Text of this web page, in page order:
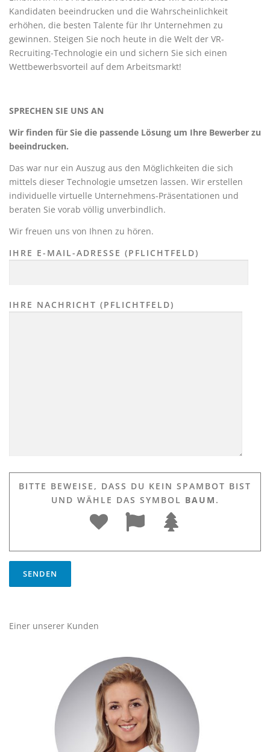
Kandidaten beeindrucken und die Wahrscheinlichkeit
erhöhen, die besten Talente für Ihr Unternehmen zu
gewinnen. Steigen Sie noch heute in die Welt der VR-
Recruiting-Technologie ein und sichern Sie sich einen
Wettbewerbsvorteil auf dem Arbeitsmarkt!
SPRECHEN SIE UNS AN
Wir finden für Sie die passende Lösung um Ihre Bewerber zu
beeindrucken.
Das war nur ein Auszug aus den Möglichkeiten die sich
mittels dieser Technologie umsetzen lassen. Wir erstellen
individuelle virtuelle Unternehmens-Präsentationen und
beraten Sie vorab völlig unverbindlich.
Wir freuen uns von Ihnen zu hören.
IHRE E-MAIL-ADRESSE (PFLICHTFELD)
IHRE NACHRICHT (PFLICHTFELD)
BITTE BEWEISE, DASS DU KEIN SPAMBOT BIST
UND WÄHLE DAS SYMBOL BAUM .
Einer unserer Kunden